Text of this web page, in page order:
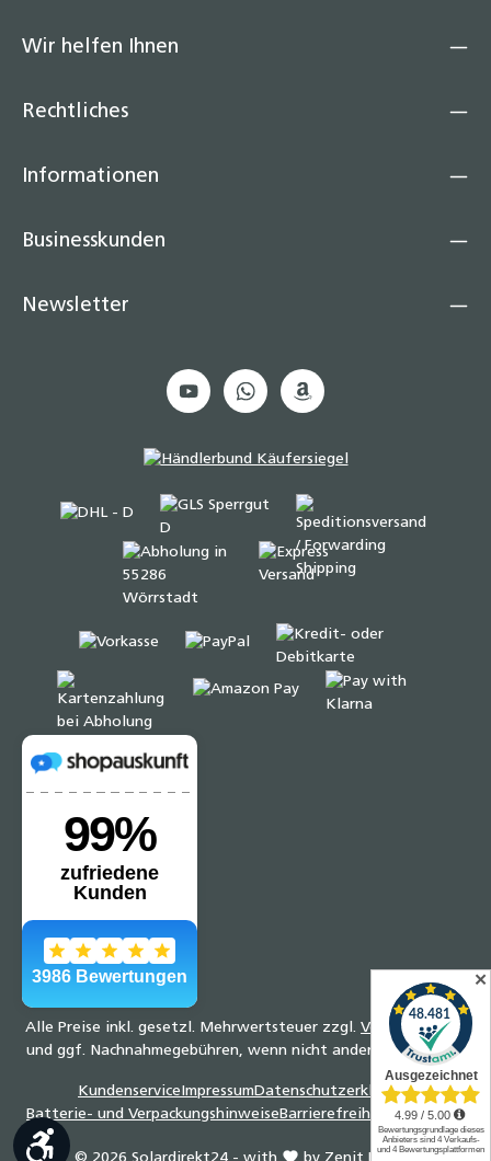
Wir helfen Ihnen
Rechtliches
Informationen
Businesskunden
Newsletter
Alle Preise inkl. gesetzl. Mehrwertsteuer zzgl. Versandkosten
und ggf. Nachnahmegebühren, wenn nicht anders angegeben.
KundenserviceImpressumDatenschutzerklärung
Batterie- und VerpackungshinweiseBarrierefreiheitserklärung
Werkzeugleiste anzeigen
✕